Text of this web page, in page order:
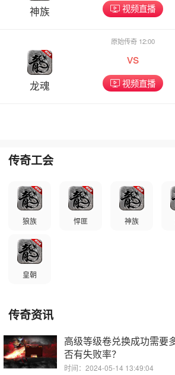
神族 视频直播
龙魂
原始传奇 12:00
vs
视频直播
传奇工会
狼族 悍匪 神族
皇朝
传奇资讯
高级等级卷兑换成功需要
否有失败率？
时间：2024-05-14 13:49:04